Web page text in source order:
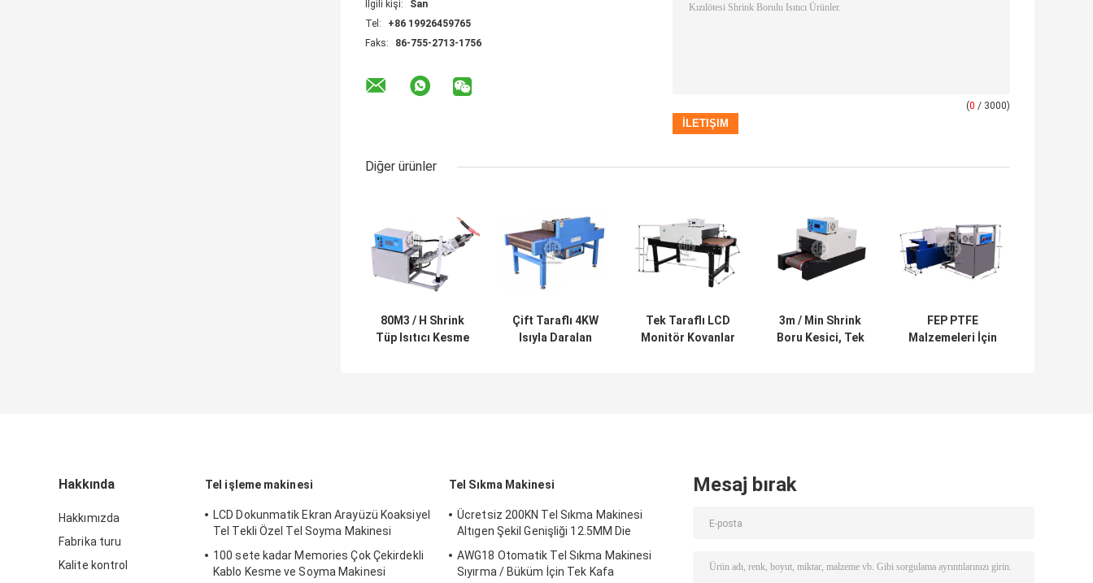
İlgili kişi:
San
Tel:
+86 19926459765
Faks:
86-755-2713-1756
(0 / 3000)
Diğer ürünler
80M3 / H Shrink
Tüp Isıtıcı Kesme
Çift Taraflı 4KW
Isıyla Daralan
Tek Taraflı LCD
Monitör Kovanlar
3m / Min Shrink
Boru Kesici, Tek
FEP PTFE
Malzemeleri İçin
Hakkında
Hakkımızda
Fabrika turu
Kalite kontrol
Tel işleme makinesi
LCD Dokunmatik Ekran Arayüzü Koaksiyel
Tel Tekli Özel Tel Soyma Makinesi
100 sete kadar Memories Çok Çekirdekli
Kablo Kesme ve Soyma Makinesi
Tel Sıkma Makinesi
Ücretsiz 200KN Tel Sıkma Makinesi
Altıgen Şekil Genişliği 12.5MM Die
AWG18 Otomatik Tel Sıkma Makinesi
Sıyırma / Büküm İçin Tek Kafa
Mesaj bırak